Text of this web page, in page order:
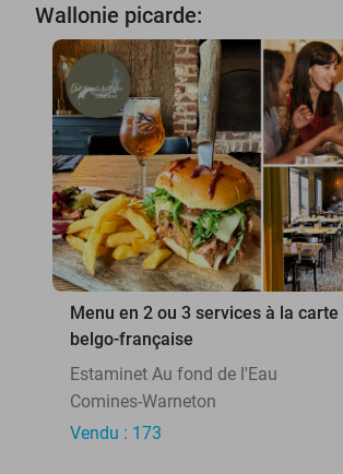
Wallonie picarde:
Menu en 2 ou 3 services à la
belgo-française
Estaminet Au fond de l'Eau
Comines-Warneton
Vendu : 173